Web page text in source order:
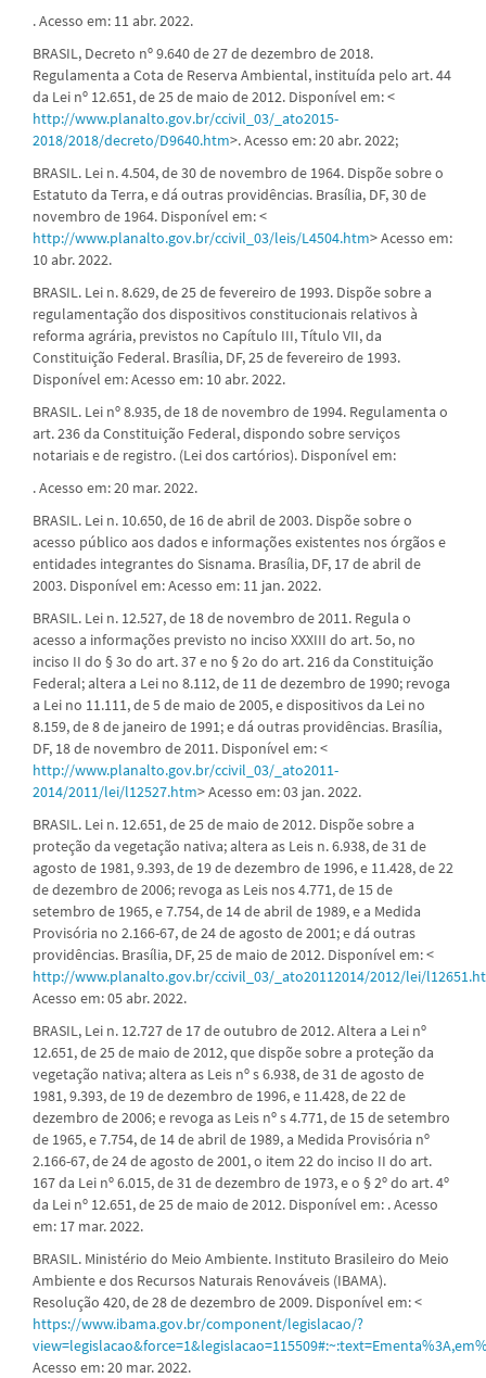
. Acesso em: 11 abr. 2022.
BRASIL, Decreto nº 9.640 de 27 de dezembro de 2018.
Regulamenta a Cota de Reserva Ambiental, instituída pelo art. 44
da Lei nº 12.651, de 25 de maio de 2012. Disponível em: <
http://www.planalto.gov.br/ccivil_03/_ato2015-
2018/2018/decreto/D9640.htm>. Acesso em: 20 abr. 2022;
BRASIL. Lei n. 4.504, de 30 de novembro de 1964. Dispõe sobre o
Estatuto da Terra, e dá outras providências. Brasília, DF, 30 de
novembro de 1964. Disponível em: <
http://www.planalto.gov.br/ccivil_03/leis/L4504.htm> Acesso em:
10 abr. 2022.
BRASIL. Lei n. 8.629, de 25 de fevereiro de 1993. Dispõe sobre a
regulamentação dos dispositivos constitucionais relativos à
reforma agrária, previstos no Capítulo III, Título VII, da
Constituição Federal. Brasília, DF, 25 de fevereiro de 1993.
Disponível em: Acesso em: 10 abr. 2022.
BRASIL. Lei nº 8.935, de 18 de novembro de 1994. Regulamenta o
art. 236 da Constituição Federal, dispondo sobre serviços
notariais e de registro. (Lei dos cartórios). Disponível em:
. Acesso em: 20 mar. 2022.
BRASIL. Lei n. 10.650, de 16 de abril de 2003. Dispõe sobre o
acesso público aos dados e informações existentes nos órgãos e
entidades integrantes do Sisnama. Brasília, DF, 17 de abril de
2003. Disponível em: Acesso em: 11 jan. 2022.
BRASIL. Lei n. 12.527, de 18 de novembro de 2011. Regula o
acesso a informações previsto no inciso XXXIII do art. 5o, no
inciso II do § 3o do art. 37 e no § 2o do art. 216 da Constituição
Federal; altera a Lei no 8.112, de 11 de dezembro de 1990; revoga
a Lei no 11.111, de 5 de maio de 2005, e dispositivos da Lei no
8.159, de 8 de janeiro de 1991; e dá outras providências. Brasília,
DF, 18 de novembro de 2011. Disponível em: <
http://www.planalto.gov.br/ccivil_03/_ato2011-
2014/2011/lei/l12527.htm> Acesso em: 03 jan. 2022.
BRASIL. Lei n. 12.651, de 25 de maio de 2012. Dispõe sobre a
proteção da vegetação nativa; altera as Leis n. 6.938, de 31 de
agosto de 1981, 9.393, de 19 de dezembro de 1996, e 11.428, de 22
de dezembro de 2006; revoga as Leis nos 4.771, de 15 de
setembro de 1965, e 7.754, de 14 de abril de 1989, e a Medida
Provisória no 2.166-67, de 24 de agosto de 2001; e dá outras
providências. Brasília, DF, 25 de maio de 2012. Disponível em: <
http://www.planalto.gov.br/ccivil_03/_ato20112014/2012/lei/
Acesso em: 05 abr. 2022.
BRASIL, Lei n. 12.727 de 17 de outubro de 2012. Altera a Lei nº
12.651, de 25 de maio de 2012, que dispõe sobre a proteção da
vegetação nativa; altera as Leis nº s 6.938, de 31 de agosto de
1981, 9.393, de 19 de dezembro de 1996, e 11.428, de 22 de
dezembro de 2006; e revoga as Leis nº s 4.771, de 15 de setembro
de 1965, e 7.754, de 14 de abril de 1989, a Medida Provisória nº
2.166-67, de 24 de agosto de 2001, o item 22 do inciso II do art.
167 da Lei nº 6.015, de 31 de dezembro de 1973, e o § 2º do art. 4º
da Lei nº 12.651, de 25 de maio de 2012. Disponível em: . Acesso
em: 17 mar. 2022.
BRASIL. Ministério do Meio Ambiente. Instituto Brasileiro do Meio
Ambiente e dos Recursos Naturais Renováveis (IBAMA).
Resolução 420, de 28 de dezembro de 2009. Disponível em: <
https://www.ibama.gov.br/component/legislacao/?
Acesso em: 20 mar. 2022.